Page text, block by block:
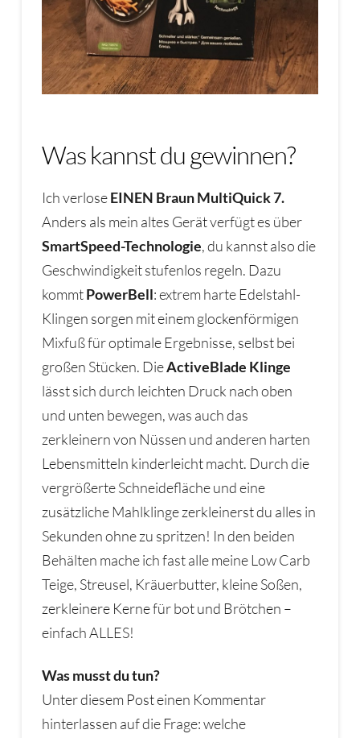
Was kannst du gewinnen?
Ich verloseEINEN Braun MultiQuick 7.
Anders als mein altes Gerät verfügt es über
SmartSpeed-Technologie, du kannst also die
Geschwindigkeit stufenlos regeln. Dazu
kommtPowerBell: extrem harte Edelstahl-
Klingen sorgen mit einem glockenförmigen
Mixfuß für optimale Ergebnisse, selbst bei
großen Stücken. DieActiveBlade Klinge
lässt sich durch leichten Druck nach oben
und unten bewegen, was auch das
zerkleinern von Nüssen und anderen harten
Lebensmitteln kinderleicht macht. Durch die
vergrößerte Schneidefläche und eine
zusätzliche Mahlklinge zerkleinerst du alles in
Sekunden ohne zu spritzen! In den beiden
Behälten mache ich fast alle meine Low Carb
Teige, Streusel, Kräuerbutter, kleine Soßen,
zerkleinere Kerne für bot und Brötchen –
einfach ALLES!
Was musst du tun?
Unter diesem Post einen Kommentar
hinterlassen auf die Frage: welche